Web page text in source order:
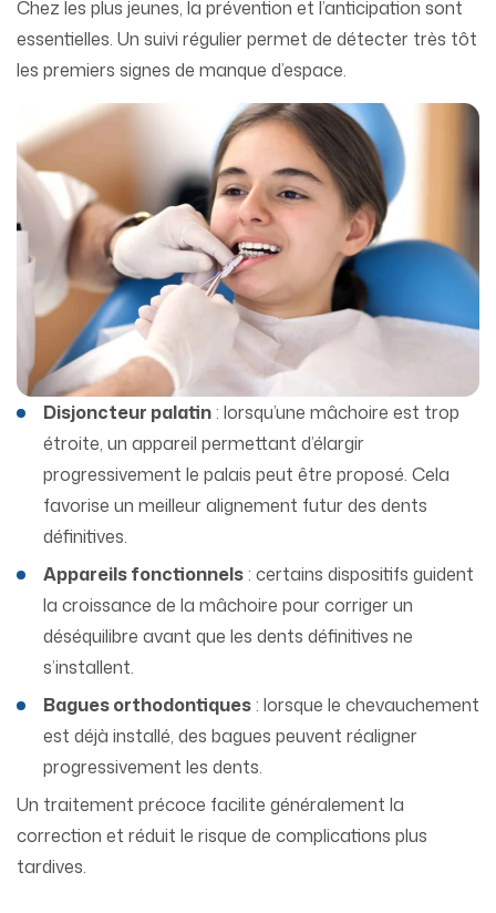
Chez les plus jeunes, la prévention et l’anticipation sont
essentielles. Un suivi régulier permet de détecter très tôt
les premiers signes de manque d’espace.
Disjoncteur palatin: lorsqu’une mâchoire est trop
étroite, un appareil permettant d’élargir
progressivement le palais peut être proposé. Cela
favorise un meilleur alignement futur des dents
définitives.
Appareils fonctionnels: certains dispositifs guident
la croissance de la mâchoire pour corriger un
déséquilibre avant que les dents définitives ne
s’installent.
Bagues orthodontiques: lorsque le chevauchement
est déjà installé, des bagues peuvent réaligner
progressivement les dents.
Un traitement précoce facilite généralement la
correction et réduit le risque de complications plus
tardives.